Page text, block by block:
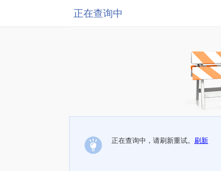
正在查询中
正在查询中，请刷新重试。 刷新